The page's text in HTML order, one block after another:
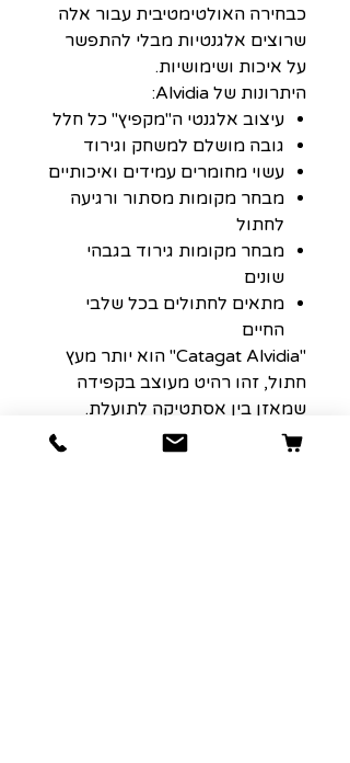
כבחירה האולטימטיבית עבור אלה
שרוצים אלגנטיות מבלי להתפשר
על איכות ושימושיות.
היתרונות של Alvidia:
עיצוב אלגנטי ה"מקפיץ" כל חלל
גובה מושלם למשחק וגירוד
עשוי מחומרים עמידים ואיכותיים
מבחר מקומות מסתור ורגיעה
לחתול
מבחר מקומות גירוד בגבהי
שונים
מתאים לחתולים בכל שלבי
החיים
"Catagat Alvidia" הוא יותר מעץ
חתול, זהו רהיט מעוצב בקפידה
שמאזן בין אסתטיקה לתועלת.
המראה היוקרתי, המבנה החזק